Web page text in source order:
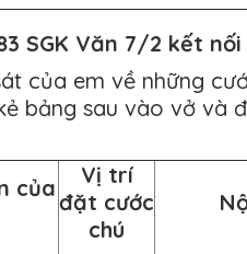
SGK Văn 7/2 kết
của em về những
bảng sau vào vở và
của
Vị trí
đặt cước
chú